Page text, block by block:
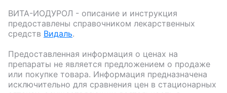
ВИТА-ИОДУРОЛ - описание и инструкция
предоставлены справочником лекарственных
средств Видаль.
Предоставленная информация о ценах на
препараты не является предложением о продаже
или покупке товара. Информация предназначена
исключительно для сравнения цен в стационарных